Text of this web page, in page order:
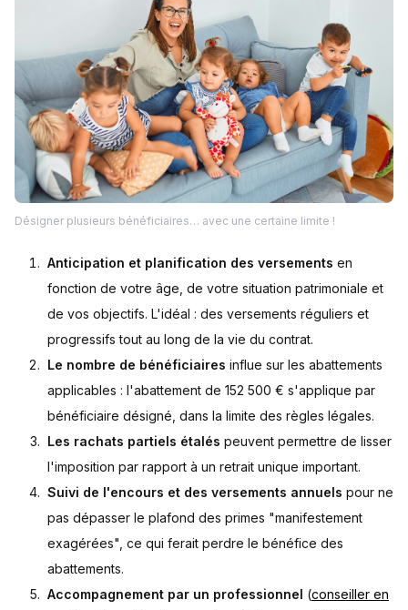
Désigner plusieurs bénéficiaires… avec une certaine limite !
Anticipation et planification des versements en
fonction de votre âge, de votre situation patrimoniale et
de vos objectifs. L'idéal : des versements réguliers et
progressifs tout au long de la vie du contrat.
Le nombre de bénéficiaires influe sur les abattements
applicables : l'abattement de 152 500 € s'applique par
bénéficiaire désigné, dans la limite des règles légales.
Les rachats partiels étalés peuvent permettre de lisser
l'imposition par rapport à un retrait unique important.
Suivi de l'encours et des versements annuels pour ne
pas dépasser le plafond des primes "manifestement
exagérées", ce qui ferait perdre le bénéfice des
abattements.
Accompagnement par un professionnel (conseiller en